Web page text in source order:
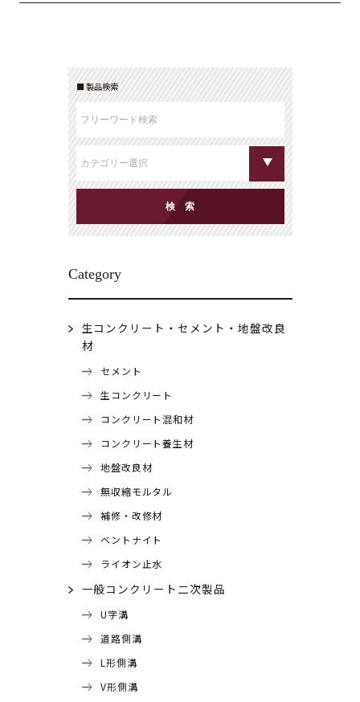
製品検索
Category
生コンクリート・セメント・地盤改良
材
セメント
生コンクリート
コンクリート混和材
コンクリート養生材
地盤改良材
無収縮モルタル
補修・改修材
ベントナイト
ライオン止水
一般コンクリート二次製品
U字溝
道路側溝
L形側溝
V形側溝